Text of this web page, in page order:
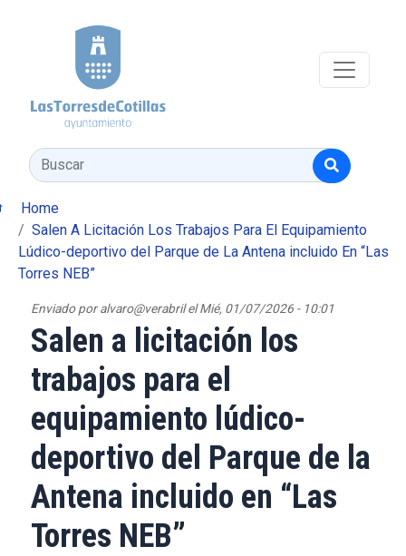
Buscar
Home
Salen A Licitación Los Trabajos Para El Equipamiento
Lúdico-deportivo del Parque de La Antena incluido En “Las
Torres NEB”
Enviado poralvaro@verabril elMié, 01/07/2026 - 10:01
Salen a licitación los
trabajos para el
equipamiento lúdico-
deportivo del Parque de la
Antena incluido en “Las
Torres NEB”